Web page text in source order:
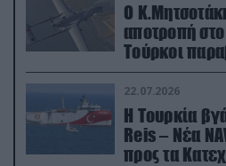
Ο
αποτροπή
Τούρκοι
drone
22.07.2026
Η Τουρκία
Reis – Νέα
προς τα